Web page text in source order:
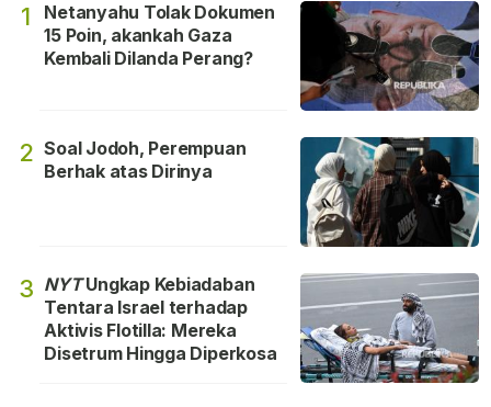
1
Netanyahu Tolak Dokumen
15 Poin, akankah Gaza
Kembali Dilanda Perang?
2 Soal Jodoh, Perempuan
Berhak atas Dirinya
3 NYTUngkap Kebiadaban
Tentara Israel terhadap
Aktivis Flotilla: Mereka
Disetrum Hingga Diperkosa